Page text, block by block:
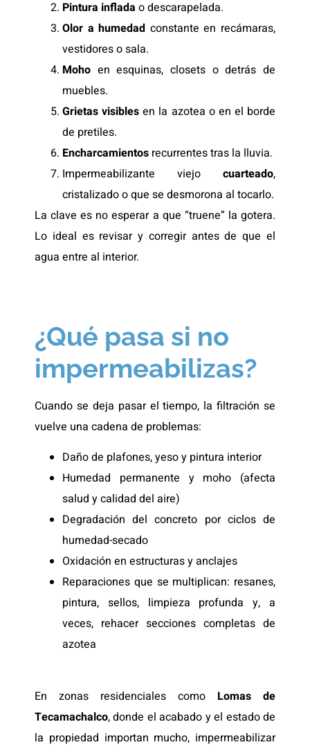
Pintura inflada o descarapelada.
Olor a humedad constante en recámaras,
vestidores o sala.
Moho en esquinas, closets o detrás de
muebles.
Grietas visibles en la azotea o en el borde
de pretiles.
Encharcamientos recurrentes tras la lluvia.
Impermeabilizante viejo cuarteado,
cristalizado o que se desmorona al tocarlo.
La clave es no esperar a que “truene” la gotera.
Lo ideal es revisar y corregir antes de que el
agua entre al interior.
¿Qué pasa si no
impermeabilizas?
Cuando se deja pasar el tiempo, la filtración se
vuelve una cadena de problemas:
Daño de plafones, yeso y pintura interior
Humedad permanente y moho (afecta
salud y calidad del aire)
Degradación del concreto por ciclos de
humedad-secado
Oxidación en estructuras y anclajes
Reparaciones que se multiplican: resanes,
pintura, sellos, limpieza profunda y, a
veces, rehacer secciones completas de
azotea
En zonas residenciales como Lomas de
Tecamachalco, donde el acabado y el estado de
la propiedad importan mucho, impermeabilizar